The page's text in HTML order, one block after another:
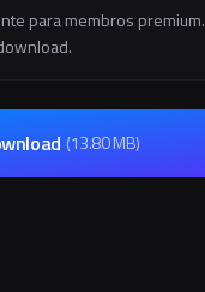
para membros premium.
(13.80 MB)